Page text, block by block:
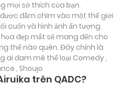
mọi sở thích của bạn.
được đắm chìm vào một thế giới
cuốn và hình ảnh ấn tượng.
đẹp mắt sẽ mang đến cho
thể nào quên. Đây chính là
ai đam mê thể loại Comedy ,
, Shoujo
trên QADC?